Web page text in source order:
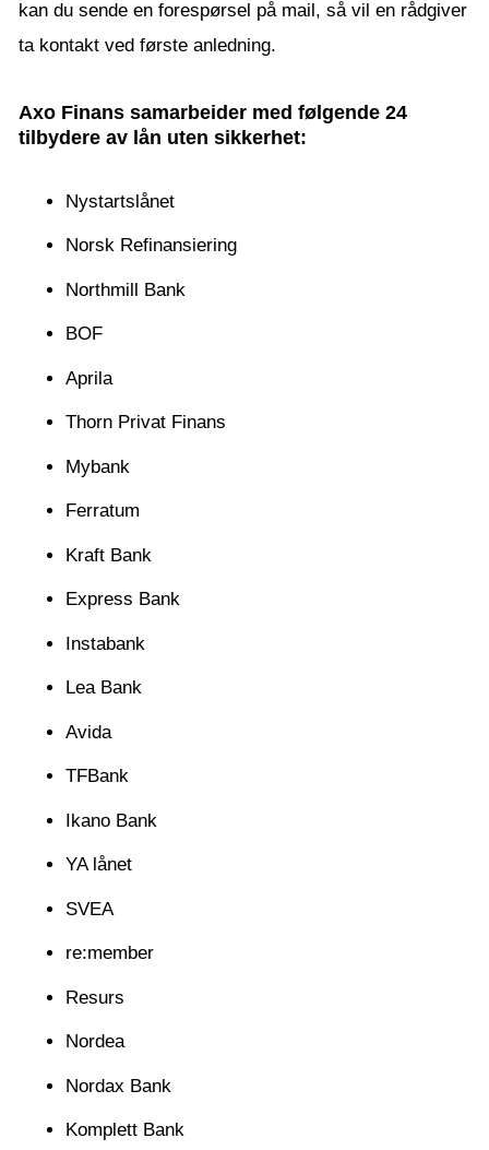
kan du sende en forespørsel på mail, så vil en rådgiver
ta kontakt ved første anledning.
Axo Finans samarbeider med følgende 24
tilbydere av lån uten sikkerhet:
Nystartslånet
Norsk Refinansiering
Northmill Bank
BOF
Aprila
Thorn Privat Finans
Mybank
Ferratum
Kraft Bank
Express Bank
Instabank
Lea Bank
Avida
TFBank
Ikano Bank
YA lånet
SVEA
re:member
Resurs
Nordea
Nordax Bank
Komplett Bank